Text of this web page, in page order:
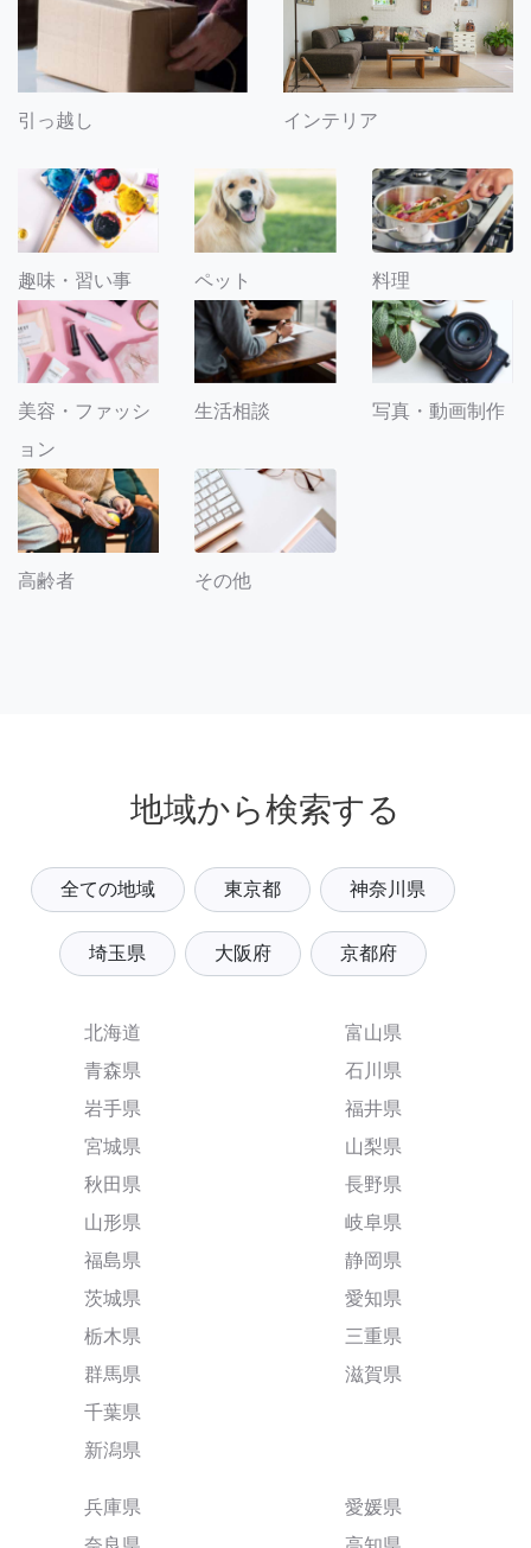
引っ越し インテリア
趣味・習い事 ペット 料理
美容・ファッシ
ョン
生活相談 写真・動画制作
高齢者 その他
地域から検索する
全ての地域 東京都 神奈川県
埼玉県 大阪府 京都府
北海道
青森県
岩手県
宮城県
秋田県
山形県
福島県
茨城県
栃木県
群馬県
千葉県
新潟県
富山県
石川県
福井県
山梨県
長野県
岐阜県
静岡県
愛知県
三重県
滋賀県
兵庫県
愛媛県